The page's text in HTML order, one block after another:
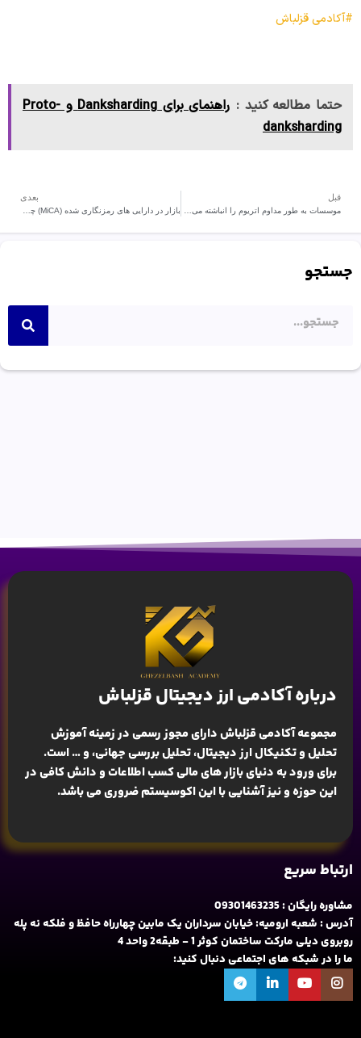
#آکادمی قزلباش
حتما مطالعه کنید :
راهنمای برای Danksharding و Proto-
danksharding
قبل بعدی
جستجو
درباره آکادمی ارز دیجیتال قزلباش
مجموعه آکادمی قزلباش دارای مجوز رسمی در زمینهآموزش
تحلیل و تکنیکال ارز دیجیتال، تحلیل بررسی جهانی، و … است.
برای ورود به دنیای بازار های مالی کسب اطلاعات و دانش کافی در
این حوزه و نیز آشنایی با این اکوسیستم ضروری می باشد.
ارتباط سریع
مشاوره رایگان : 09301463235
آدرس : شعبه ارومیه: خیابان سرداران یک مابین چهارراه حافظ و فلکه نه پله
روبروی دیلی مارکت ساختمان کوثر 1 - طبقه2 واحد 4
ما را در شبکه های اجتماعی دنبال کنید: